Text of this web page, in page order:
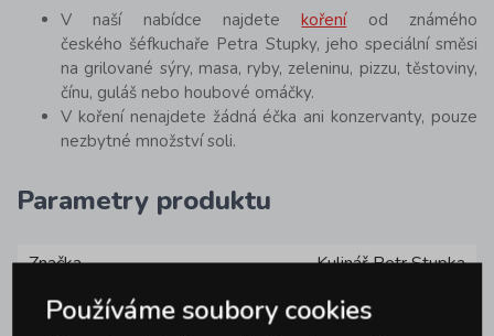
V naší nabídce najdetekořeníod známého
českého šéfkuchaře Petra Stupky, jeho speciální směsi
na grilované sýry, masa, ryby, zeleninu, pizzu, těstoviny,
čínu, guláš nebo houbové omáčky.
V koření nenajdete žádná éčka ani konzervanty, pouze
nezbytné množství soli.
Parametry produktu
Značka Kulinář Petr Stupka
Používáme soubory cookies